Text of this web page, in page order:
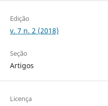
Edição
v. 7 n. 2 (2018)
Seção
Artigos
Licença